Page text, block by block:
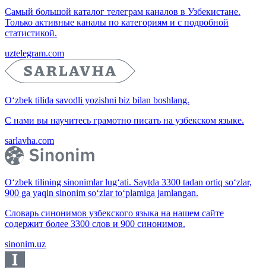
Самый большой каталог телеграм каналов в Узбекистане.
Только активные каналы по категориям и с подробной
статистикой.
uztelegram.com
O‘zbek tilida savodli yozishni biz bilan boshlang.
С нами вы научитесь грамотно писать на узбекском языке.
sarlavha.com
O‘zbek tilining sinonimlar lug‘ati. Saytda 3300 tadan ortiq so‘zlar,
900 ga yaqin sinonim so‘zlar to‘plamiga jamlangan.
Словарь синонимов узбекского языка на нашем сайте
содержит более 3300 слов и 900 синонимов.
sinonim.uz